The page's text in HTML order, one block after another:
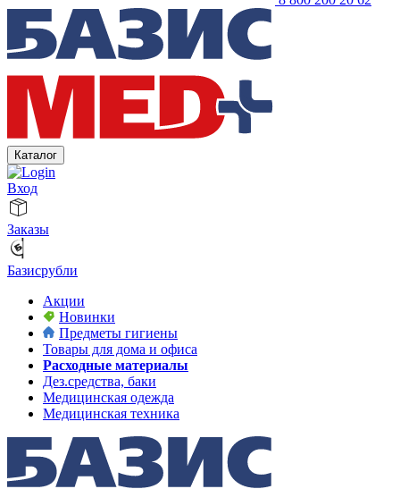
Каталог
Вход
Заказы
Базисрубли
Акции
Новинки
Предметы гигиены
Товары для дома и офиса
Расходные материалы
Дез.средства, баки
Медицинская одежда
Медицинская техника